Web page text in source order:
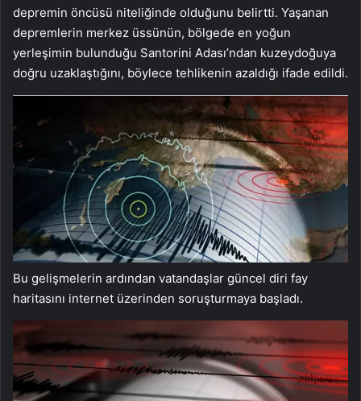
depremin öncüsü niteliğinde olduğunu belirtti. Yaşanan
depremlerin merkez üssünün, bölgede en yoğun
yerleşimin bulunduğu Santorini Adası’ndan kuzeydoğuya
doğru uzaklaştığını, böylece tehlikenin azaldığı ifade edildi.
Bu gelişmelerin ardından vatandaşlar güncel diri fay
haritasını internet üzerinden soruşturmaya başladı.